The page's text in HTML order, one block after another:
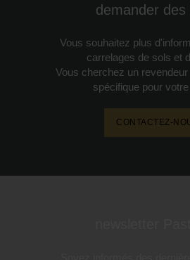
demander des
Vous souhaitez plus
carrelages de sols et
Vous cherchez un
spécifique pour
CONTACTEZ-